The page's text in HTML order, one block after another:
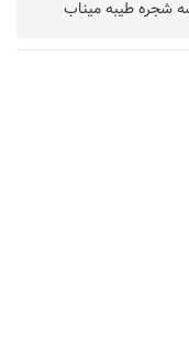
شجره طیبه میناب